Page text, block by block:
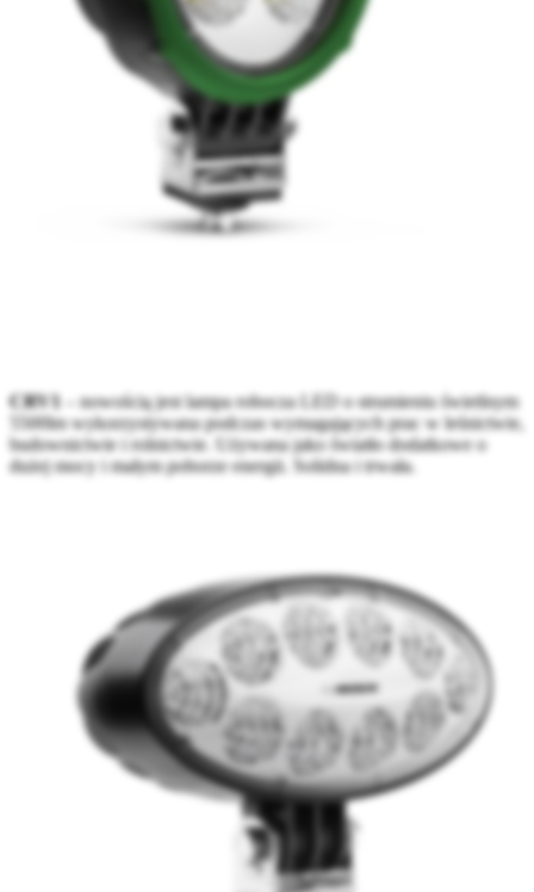
CRV1 – nowością jest lampa robocza LED o strumieniu świetlnym
5500lm wykorzystywana podczas wymagających prac w leśnictwie,
budownictwie i rolnictwie. Używana jako światło dodatkowe o
dużej mocy i małym poborze energii. Solidna i trwała.